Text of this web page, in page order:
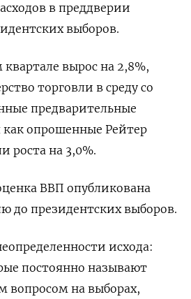
в преддверии
выборов.
вырос на 2,8%,
торговли в среду со
предварительные
опрошенные Рейтер
роста на 3,0%.
ВВП опубликована
до президентских выборов.
исхода:
постоянно называют
вопросом на выборах,